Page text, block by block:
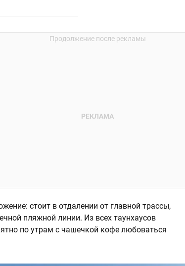
стоит в отдалении от главной трассы,
пляжной линии. Из всех таунхаусов
по утрам с чашечкой кофе любоваться